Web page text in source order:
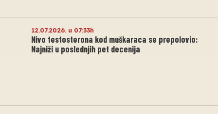
12.07.2026. u 07:33h
Nivo testosterona kod muškaraca se prepolovio:
Najniži u poslednjih pet decenija